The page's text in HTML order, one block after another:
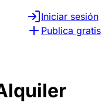
Iniciar sesión
Publica gratis